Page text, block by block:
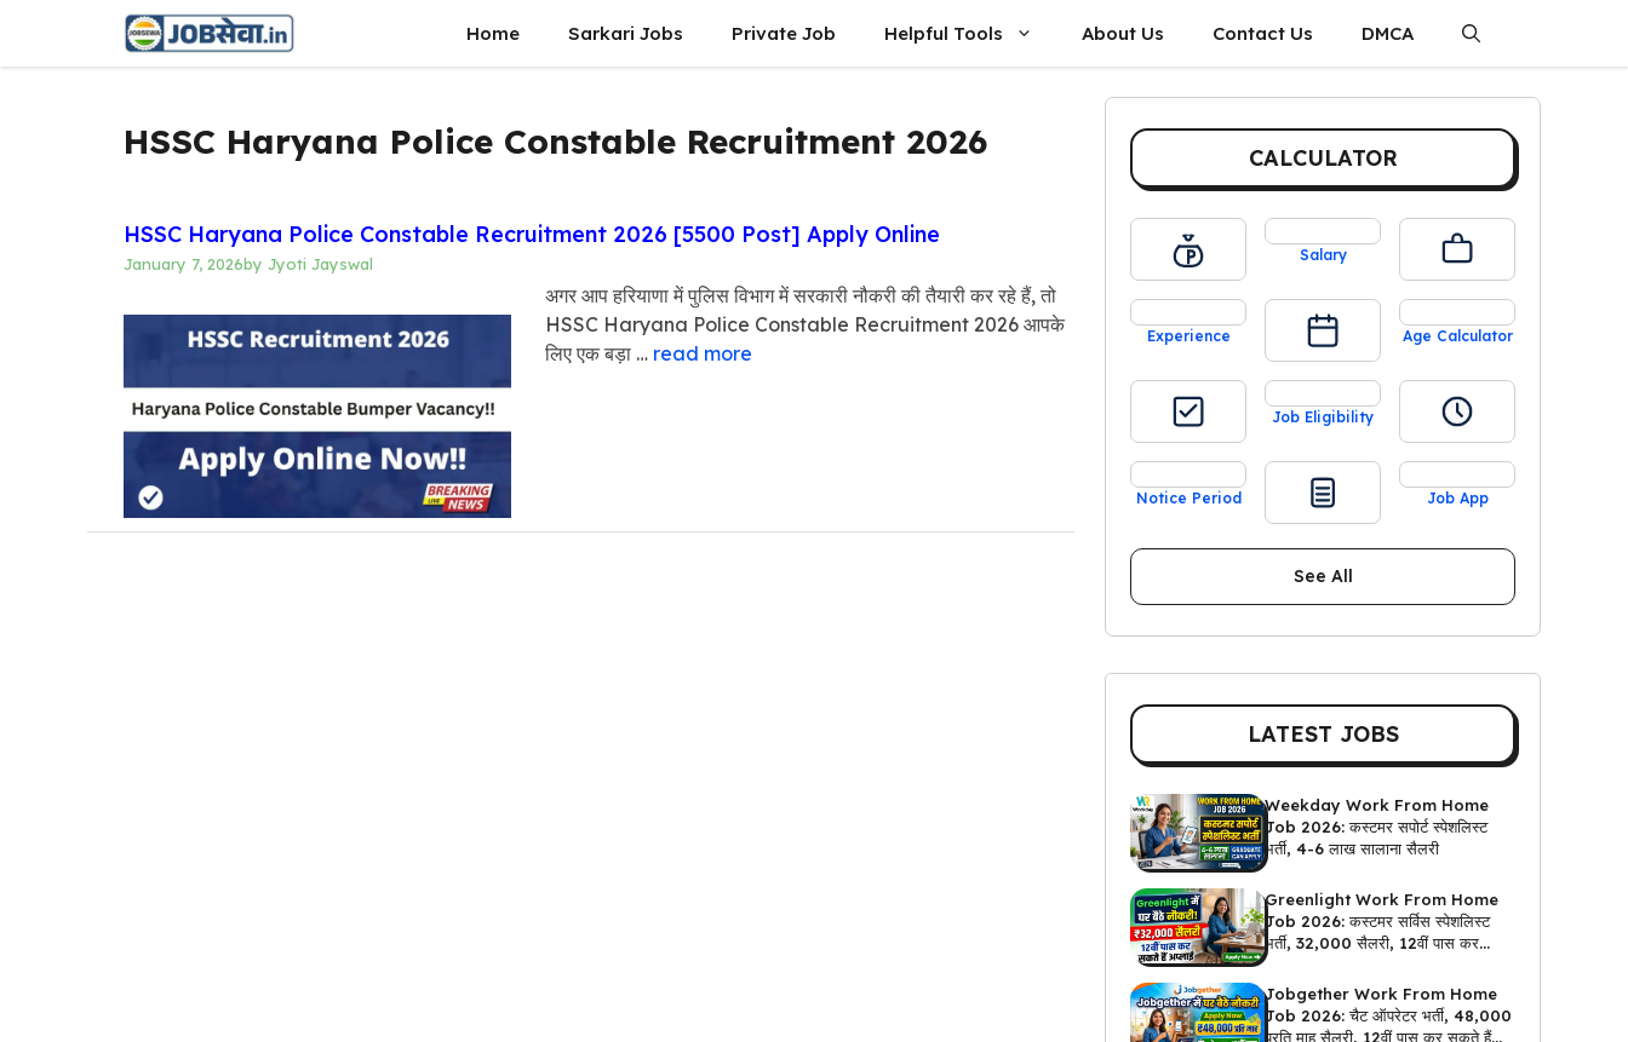
content
Home Sarkari Jobs Private Job Helpful Tools About Us Contact Us DMCA
HSSC Haryana Police Constable Recruitment 2026
HSSC Haryana Police Constable Recruitment 2026 [5500 Post] Apply Online
January 7, 2026by Jyoti Jayswal
अगर आप हरियाणा में पुलिस विभाग में सरकारी नौकरी की तैयारी कर रहे हैं, तो
HSSC Haryana Police Constable Recruitment 2026 आपके
लिए एक बड़ा … read more
CALCULATOR
Salary
Experience Age Calculator
Job Eligibility
Notice Period Job App
See All
LATEST JOBS
Weekday Work From Home
Job 2026: कस्टमर सपोर्ट स्पेशलिस्ट
भर्ती, 4-6 लाख सालाना सैलरी
Greenlight Work From Home
Job 2026: कस्टमर सर्विस स्पेशलिस्ट
भर्ती, ₹32,000 सैलरी, 12वीं पास कर
सकते हैं अप्लाई
Jobgether Work From Home
Job 2026: चैट ऑपरेटर भर्ती, ₹48,000
प्रति माह सैलरी, 12वीं पास कर सकते हैं